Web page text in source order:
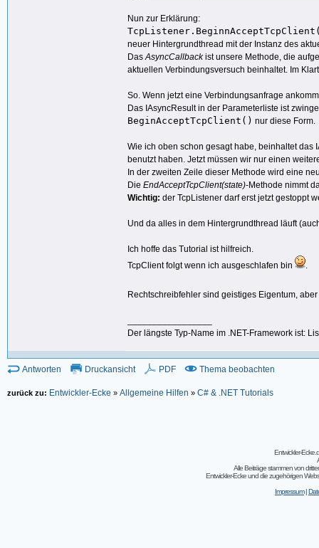
27:
28:
29:
30:
31:
32:
TcpClient client =
listener.Stop();
myClient =
}
}
}
Nun zur Erklärung:
neuer Hintergrundthread mit der Instanz des
DasAsyncCallbackist unsere Methode, die
aktuellen Verbindungsversuch beinhaltet. Im
So. Wenn jetzt eine Verbindungsanfrage
Das IAsyncResult in der Parameterliste ist
BeginAcceptTcpClient() nur diese Form.
Wie ich oben schon gesagt habe, beinhaltet das
benutzt haben. Jetzt müssen wir nur einen
In der zweiten Zeile dieser Methode wird eine
Die EndAcceptTcpClient(state)-Methode nimmt
Wichtig: der TcpListener darf erst jetzt gestoppt
Und da alles in dem Hintergrundthread läuft
Ich hoffe das Tutorial ist hilfreich.
TcpClient folgt wenn ich ausgeschlafen bin
.
Rechtschreibfehler sind geistiges Eigentum,
Der längste Typ-Name im .NET-Framework ist:
Antworten Druckansicht PDF Thema beobachten
zurück zu: Entwickler-Ecke » Allgemeine Hilfen » C# & .NET Tutorials
Entwickler-
Alle Beiträge stammen von
Entwickler-Ecke und die zugehörigen
Impressum|